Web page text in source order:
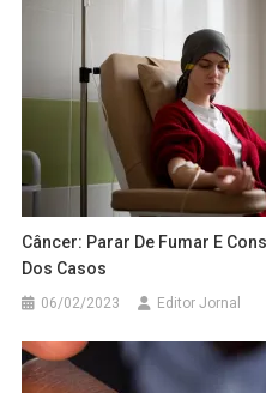
Câncer: Parar De Fumar E
Dos Casos
06/02/2023 Editor Jornal